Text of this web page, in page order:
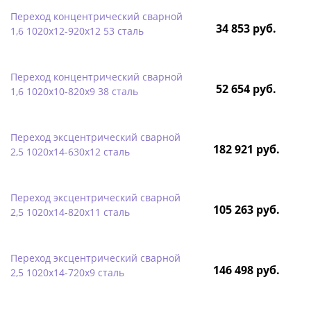
Переход концентрический сварной
1,6 1020х12-920х12 53 сталь
34 853 руб.
Переход концентрический сварной
1,6 1020х10-820х9 38 сталь
52 654 руб.
Переход эксцентрический сварной
2,5 1020х14-630х12 сталь
182 921 руб.
Переход эксцентрический сварной
2,5 1020х14-820х11 сталь
105 263 руб.
Переход эксцентрический сварной
2,5 1020х14-720х9 сталь
146 498 руб.